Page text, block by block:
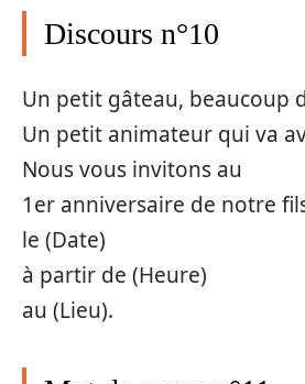
Discours n°10
Un petit gâteau, beaucoup
Un petit animateur qui va
Nous vous invitons au
1er anniversaire de notre
le (Date)
à partir de (Heure)
au (Lieu).